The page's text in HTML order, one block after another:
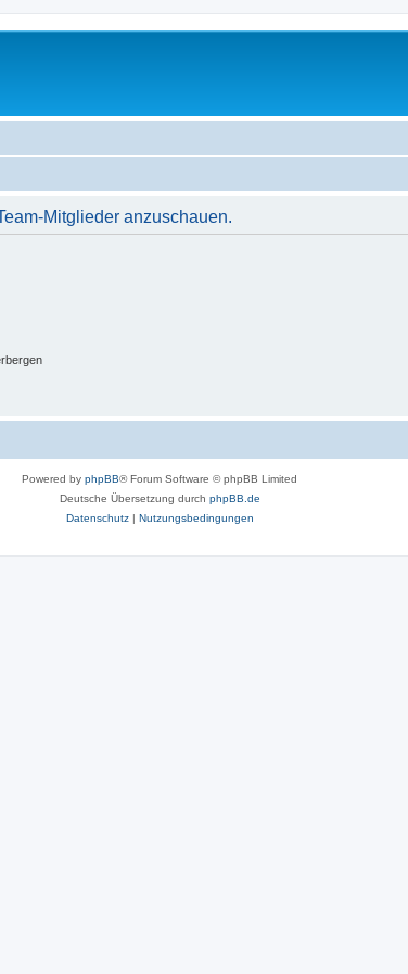
Mitglieder anzuschauen.
Powered by phpBB® Forum Software © phpBB Limited
Deutsche Übersetzung durch phpBB.de
Datenschutz| Nutzungsbedingungen